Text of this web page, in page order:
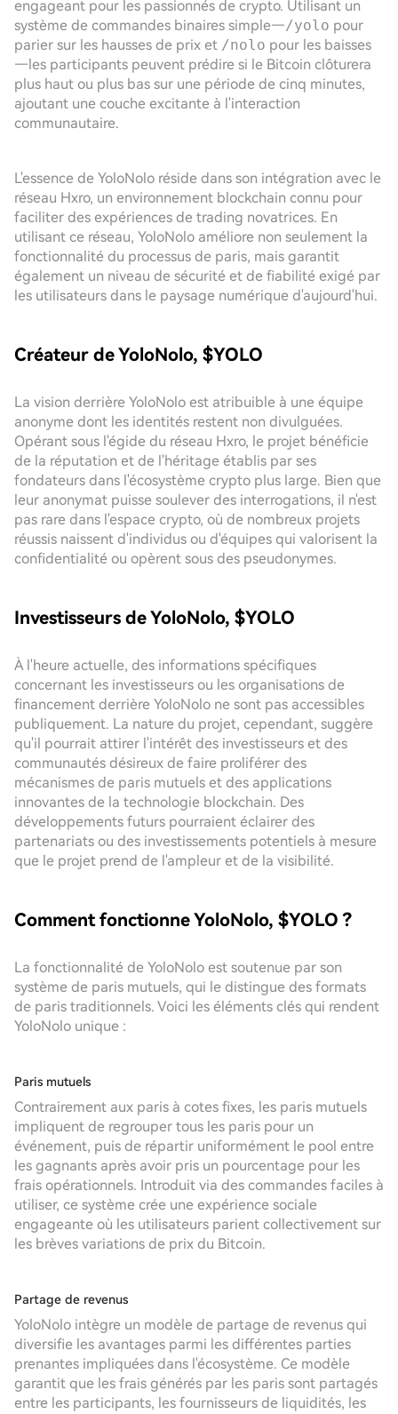
engageant pour les passionnés de crypto. Utilisant un
système de commandes binaires simple—/yolo pour
parier sur les hausses de prix et /nolo pour les baisses
—les participants peuvent prédire si le Bitcoin clôturera
plus haut ou plus bas sur une période de cinq minutes,
ajoutant une couche excitante à l'interaction
communautaire.
L'essence de YoloNolo réside dans son intégration avec le
réseau Hxro, un environnement blockchain connu pour
faciliter des expériences de trading novatrices. En
utilisant ce réseau, YoloNolo améliore non seulement la
fonctionnalité du processus de paris, mais garantit
également un niveau de sécurité et de fiabilité exigé par
les utilisateurs dans le paysage numérique d'aujourd'hui.
Créateur de YoloNolo, $YOLO
La vision derrière YoloNolo est atribuible à une équipe
anonyme dont les identités restent non divulguées.
Opérant sous l'égide du réseau Hxro, le projet bénéficie
de la réputation et de l'héritage établis par ses
fondateurs dans l'écosystème crypto plus large. Bien que
leur anonymat puisse soulever des interrogations, il n'est
pas rare dans l'espace crypto, où de nombreux projets
réussis naissent d'individus ou d'équipes qui valorisent la
confidentialité ou opèrent sous des pseudonymes.
Investisseurs de YoloNolo, $YOLO
À l'heure actuelle, des informations spécifiques
concernant les investisseurs ou les organisations de
financement derrière YoloNolo ne sont pas accessibles
publiquement. La nature du projet, cependant, suggère
qu'il pourrait attirer l'intérêt des investisseurs et des
communautés désireux de faire proliférer des
mécanismes de paris mutuels et des applications
innovantes de la technologie blockchain. Des
développements futurs pourraient éclairer des
partenariats ou des investissements potentiels à mesure
que le projet prend de l'ampleur et de la visibilité.
Comment fonctionne YoloNolo, $YOLO ?
La fonctionnalité de YoloNolo est soutenue par son
système de paris mutuels, qui le distingue des formats
de paris traditionnels. Voici les éléments clés qui rendent
YoloNolo unique :
Paris mutuels
Contrairement aux paris à cotes fixes, les paris mutuels
impliquent de regrouper tous les paris pour un
événement, puis de répartir uniformément le pool entre
les gagnants après avoir pris un pourcentage pour les
frais opérationnels. Introduit via des commandes faciles à
utiliser, ce système crée une expérience sociale
engageante où les utilisateurs parient collectivement sur
les brèves variations de prix du Bitcoin.
Partage de revenus
YoloNolo intègre un modèle de partage de revenus qui
diversifie les avantages parmi les différentes parties
prenantes impliquées dans l'écosystème. Ce modèle
garantit que les frais générés par les paris sont partagés
entre les participants, les fournisseurs de liquidités, les